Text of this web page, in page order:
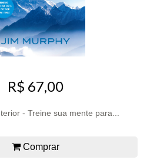
R$ 67,00
- Treine sua mente para...
Comprar